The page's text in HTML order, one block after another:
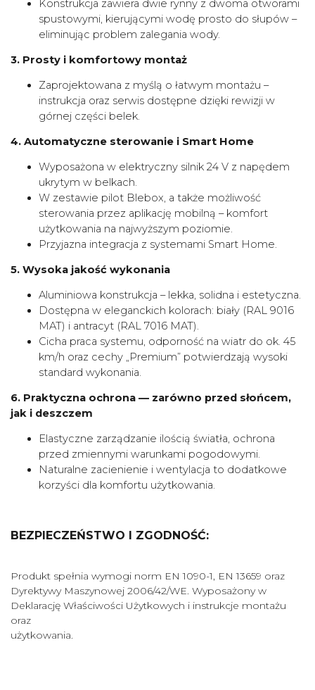
Konstrukcja zawiera dwie rynny z dwoma otworami
spustowymi, kierującymi wodę prosto do słupów –
eliminując problem zalegania wody.
3. Prosty i komfortowy montaż
Zaprojektowana z myślą o łatwym montażu –
instrukcja oraz serwis dostępne dzięki rewizji w
górnej części belek.
4. Automatyczne sterowanie i Smart Home
Wyposażona w elektryczny silnik 24 V z napędem
ukrytym w belkach.
W zestawie pilot Blebox, a także możliwość
sterowania przez aplikację mobilną – komfort
użytkowania na najwyższym poziomie.
Przyjazna integracja z systemami Smart Home.
5. Wysoka jakość wykonania
Aluminiowa konstrukcja – lekka, solidna i estetyczna.
Dostępna w eleganckich kolorach: biały (RAL 9016
MAT) i antracyt (RAL 7016 MAT).
Cicha praca systemu, odporność na wiatr do ok. 45
km/h oraz cechy „Premium” potwierdzają wysoki
standard wykonania.
6. Praktyczna ochrona — zarówno przed słońcem,
jak i deszczem
Elastyczne zarządzanie ilością światła, ochrona
przed zmiennymi warunkami pogodowymi.
Naturalne zacienienie i wentylacja to dodatkowe
korzyści dla komfortu użytkowania.
BEZPIECZEŃSTWO I ZGODNOŚĆ:
Produkt spełnia wymogi norm EN 1090-1, EN 13659 oraz
Dyrektywy Maszynowej 2006/42/WE. Wyposażony w
Deklarację Właściwości Użytkowych i instrukcje montażu
oraz
użytkowania.